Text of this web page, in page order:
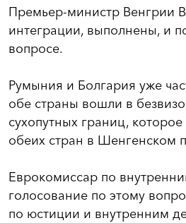
Премьер-министр Венгрии
интеграции, выполнены, и
вопросе.
Румыния и Болгария уже
обе страны вошли в
сухопутных границ,
обеих стран в Шенгенском
Еврокомиссар по
голосование по этому
по юстиции и внутренним